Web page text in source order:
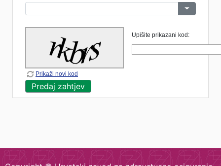
Upišite prikazani kod:
Prikaži novi kod
Predaj zahtjev